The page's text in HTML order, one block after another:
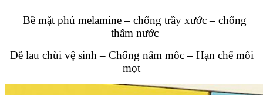
Bề mặt phủ melamine – chống trầy xước – chống
thấm nước
Dễ lau chùi vệ sinh – Chống nấm mốc – Hạn chế mối
mọt